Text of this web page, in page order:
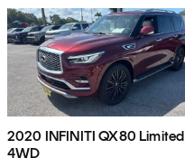
2020 INFINITI QX80 Limited
4WD